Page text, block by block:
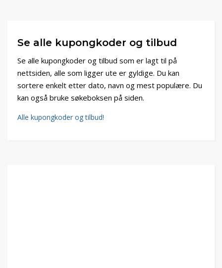
Se alle kupongkoder og tilbud
Se alle kupongkoder og tilbud som er lagt til på
nettsiden, alle som ligger ute er gyldige. Du kan
sortere enkelt etter dato, navn og mest populære. Du
kan også bruke søkeboksen på siden.
Alle kupongkoder og tilbud!